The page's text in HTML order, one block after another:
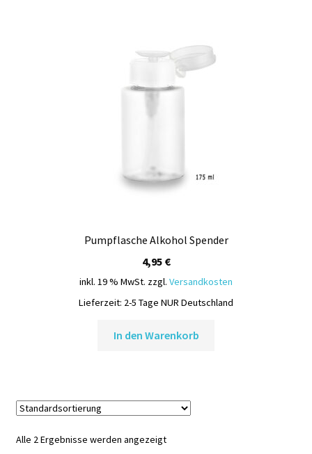
Pumpflasche Alkohol Spender
4,95 €
inkl. 19 % MwSt. zzgl. Versandkosten
Lieferzeit: 2-5 Tage NUR Deutschland
In den Warenkorb
Alle 2 Ergebnisse werden angezeigt